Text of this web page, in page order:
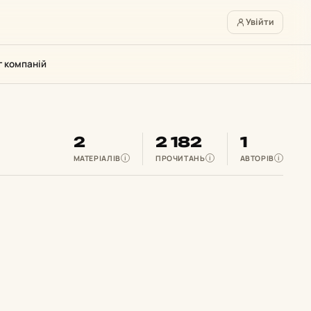
Увійти
компаній
2
МАТЕРІАЛІВ i
2 182
ПРОЧИТАНЬ i
1
АВТОРІВ i